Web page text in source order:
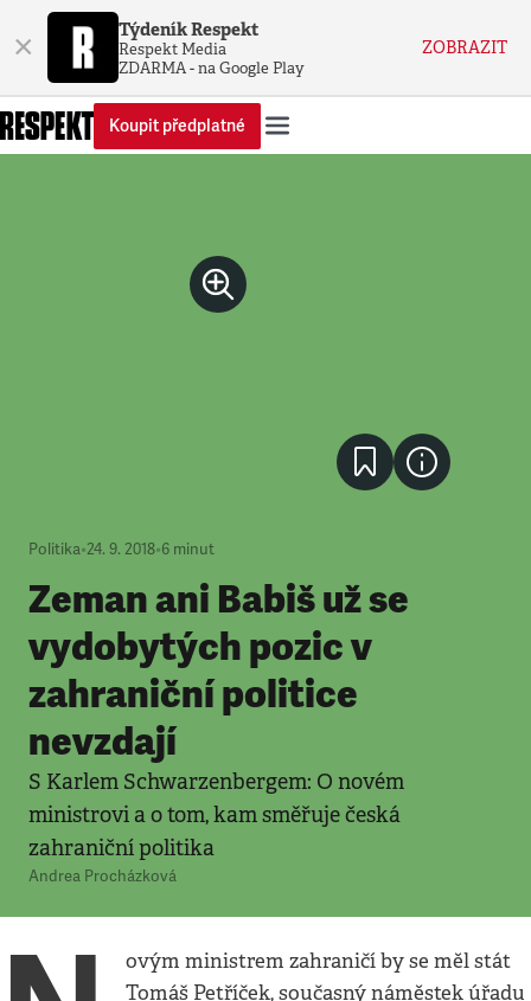
× Týdeník Respekt
Respekt Media
ZDARMA - na Google Play
ZOBRAZIT
Koupit předplatné
Politika•24. 9. 2018•6 minut
Zeman ani Babiš už se
vydobytých pozic v
zahraniční politice
nevzdají
S Karlem Schwarzenbergem: O novém
ministrovi a o tom, kam směřuje česká
zahraniční politika
Andrea Procházková
ovým ministrem zahraničí by se měl stát
Tomáš Petříček, současný náměstek úřadu